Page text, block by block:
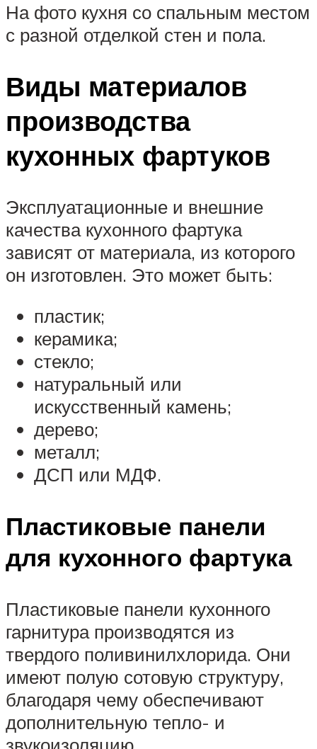
На фото кухня со спальным местом
с разной отделкой стен и пола.
Виды материалов
производства
кухонных фартуков
Эксплуатационные и внешние
качества кухонного фартука
зависят от материала, из которого
он изготовлен. Это может быть:
пластик;
керамика;
стекло;
натуральный или
искусственный камень;
дерево;
металл;
ДСП или МДФ.
Пластиковые панели
для кухонного фартука
Пластиковые панели кухонного
гарнитура производятся из
твердого поливинилхлорида. Они
имеют полую сотовую структуру,
благодаря чему обеспечивают
дополнительную тепло- и